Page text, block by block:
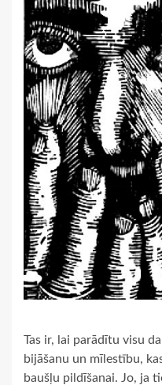
Tas ir, lai parādītu visu
bijāšanu un mīlestību,
baušļu pildīšanai. Jo, ja